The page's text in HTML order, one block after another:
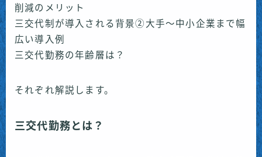
削減のメリット
三交代制が導入される背景②大手〜中小企業まで幅
広い導入例
三交代勤務の年齢層は？
それぞれ解説します。
三交代勤務とは？